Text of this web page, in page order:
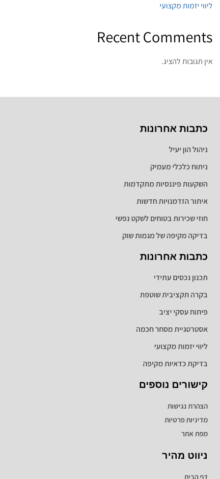
ליווי יזמות מקצועי
Recent Comments
אין תגובות להציג.
ניווט מהיר
דף הבית
קישורים נוספים
הצהרת נגישות
מדיניות פרטיות
מפת אתר
כתבות אחרונות
תכנון נכסים עתידי
בקרה תקציבית שוטפת
פיתוח עסקי יציב
אסטרטגיית מסחר חכמה
ליווי יזמות מקצועי
בדיקת כדאיות מקיפה
כתבות אחרונות
ניהול הון יעיל
ניתוח כלכלי מעמיק
השקעות פיננסיות מתקדמות
איתור הזדמנויות חדשות
חוזי שכירות בטוחים לשקט נפשי
בדיקה מקיפה של מגמות שוק